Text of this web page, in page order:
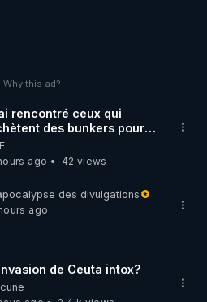
Why this ad?
rencontré ceux qui
des bunkers pour
à la fin du monde
ago
42 views
des divulgations
ago
de Ceuta intox?